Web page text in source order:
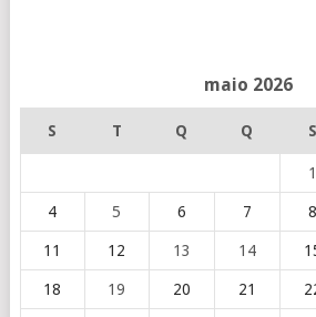
maio 2026
S T Q Q S
1
4 5 6 7 8
11 12 13 14
18 19 20 21